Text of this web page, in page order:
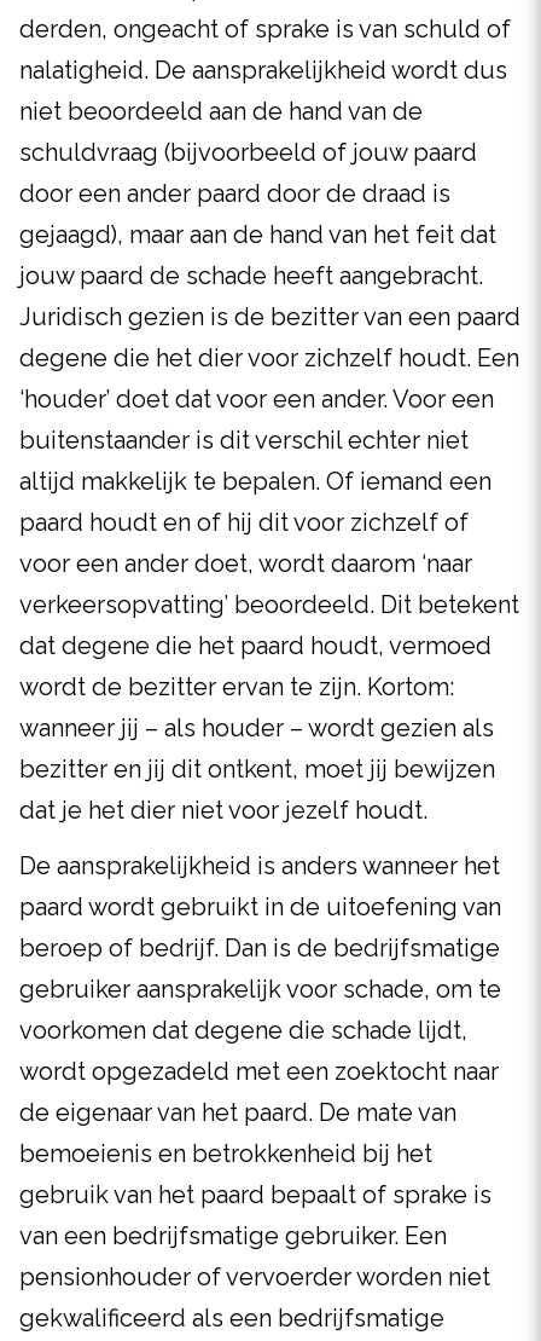
derden, ongeacht of sprake is van schuld of
nalatigheid. De aansprakelijkheid wordt dus
niet beoordeeld aan de hand van de
schuldvraag (bijvoorbeeld of jouw paard
door een ander paard door de draad is
gejaagd), maar aan de hand van het feit dat
jouw paard de schade heeft aangebracht.
Juridisch gezien is de bezitter van een paard
degene die het dier voor zichzelf houdt. Een
‘houder’ doet dat voor een ander. Voor een
buitenstaander is dit verschil echter niet
altijd makkelijk te bepalen. Of iemand een
paard houdt en of hij dit voor zichzelf of
voor een ander doet, wordt daarom ‘naar
verkeersopvatting’ beoordeeld. Dit betekent
dat degene die het paard houdt, vermoed
wordt de bezitter ervan te zijn. Kortom:
wanneer jij – als houder – wordt gezien als
bezitter en jij dit ontkent, moet jij bewijzen
dat je het dier niet voor jezelf houdt.
De aansprakelijkheid is anders wanneer het
paard wordt gebruikt in de uitoefening van
beroep of bedrijf. Dan is de bedrijfsmatige
gebruiker aansprakelijk voor schade, om te
voorkomen dat degene die schade lijdt,
wordt opgezadeld met een zoektocht naar
de eigenaar van het paard. De mate van
bemoeienis en betrokkenheid bij het
gebruik van het paard bepaalt of sprake is
van een bedrijfsmatige gebruiker. Een
pensionhouder of vervoerder worden niet
gekwalificeerd als een bedrijfsmatige